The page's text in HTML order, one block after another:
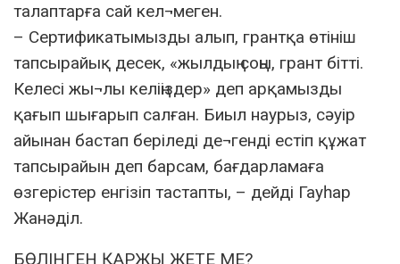
талаптарға сай кел¬меген.
– Сертификатымызды алып, грантқа өтініш
тапсырайық десек, «жылдың соңы, грант бітті.
Келесі жы¬лы келіңіздер» деп арқамызды
қағып шығарып салған. Биыл наурыз, сәуір
айынан бастап беріледі де¬генді естіп құжат
тапсырайын деп барсам, бағдарламаға
өзгерістер енгізіп тастапты, – дейді Гауһар
Жанәділ.
БӨЛІНГЕН ҚАРЖЫ ЖЕТЕ МЕ?